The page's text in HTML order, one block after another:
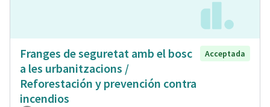
Franges de seguretat amb el bosc
a les urbanitzacions /
Reforestación y prevención contra
incendios
Acceptada